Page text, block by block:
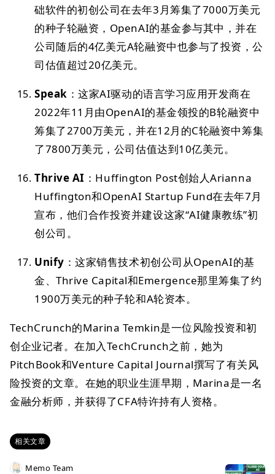
础软件的初创公司在去年3月筹集了7000万美元
的种子轮融资，OpenAI的基金参与其中，并在
公司随后的4亿美元A轮融资中也参与了投资，公
司估值超过20亿美元。
Speak ：这家AI驱动的语言学习应用开发商在
2022年11月由OpenAI的基金领投的B轮融资中
筹集了2700万美元，并在12月的C轮融资中筹集
了7800万美元，公司估值达到10亿美元。
Thrive AI ：Huffington Post创始人Arianna
Huffington和OpenAI Startup Fund在去年7月
宣布，他们合作投资并建设这家“AI健康教练”初
创公司。
Unify ：这家销售技术初创公司从OpenAI的基
金、Thrive Capital和Emergence那里筹集了约
1900万美元的种子轮和A轮资本。
TechCrunch的Marina Temkin是一位风险投资和初
创企业记者。在加入TechCrunch之前，她为
PitchBook和Venture Capital Journal撰写了有关风
险投资的文章。在她的职业生涯早期，Marina是一名
金融分析师，并获得了CFA特许持有人资格。
相关文章
Memo Team